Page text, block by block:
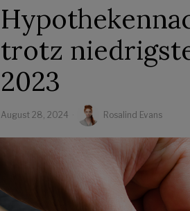
trotz
2023
August 28, 2024 Rosalind Evans